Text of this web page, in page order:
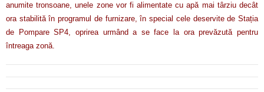
anumite tronsoane, unele zone vor fi alimentate cu apă mai târziu decât
ora stabilită în programul de furnizare, în special cele deservite de Stația
de Pompare SP4, oprirea urmând a se face la ora prevăzută pentru
întreaga zonă.